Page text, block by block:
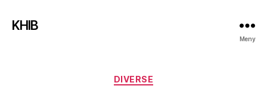
KHIB
Meny
Kategorier
DIVERSE